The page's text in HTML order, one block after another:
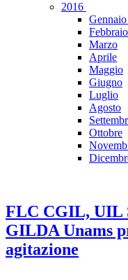
2016
Gennaio
Febbraio
Marzo
Aprile
Maggio
Giugno
Luglio
Agosto
Ottobre
FLC CGIL, UIL
GILDA Unams
agitazione